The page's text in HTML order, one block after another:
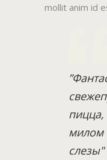
mollit anim id
пицца,
милом